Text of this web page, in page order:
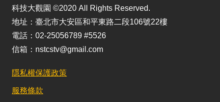
科技大觀園 ©2020 All Rights Reserved.
地址：臺北市大安區和平東路二段106號22樓
電話：02-25056789 #5526
信箱：nstcstv@gmail.com
隱私權保護政策
服務條款